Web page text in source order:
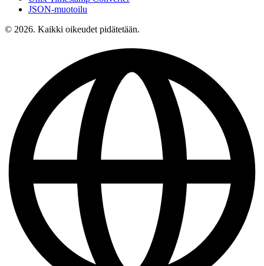
JSON-muotoilu
© 2026. Kaikki oikeudet pidätetään.